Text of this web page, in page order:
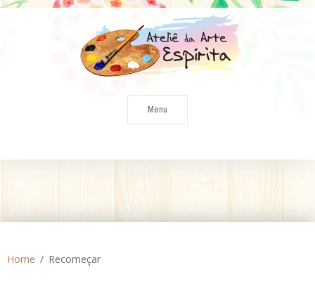
Skip
Menu
Home Recomeçar